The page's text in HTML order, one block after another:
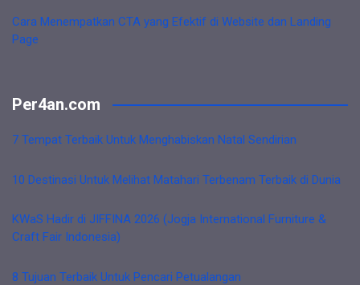
Cara Menempatkan CTA yang Efektif di Website dan Landing
Page
Per4an.com
7 Tempat Terbaik Untuk Menghabiskan Natal Sendirian
10 Destinasi Untuk Melihat Matahari Terbenam Terbaik di Dunia
KWaS Hadir di JIFFINA 2026 (Jogja International Furniture &
Craft Fair Indonesia)
8 Tujuan Terbaik Untuk Pencari Petualangan